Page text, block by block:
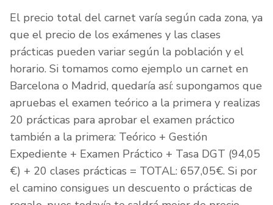
El precio total del carnet varía según cada zona, ya
que el precio de los exámenes y las clases
prácticas pueden variar según la población y el
horario. Si tomamos como ejemplo un carnet en
Barcelona o Madrid, quedaría así: supongamos que
apruebas el examen teórico a la primera y realizas
20 prácticas para aprobar el examen práctico
también a la primera: Teórico + Gestión
Expediente + Examen Práctico + Tasa DGT (94,05
€) + 20 clases prácticas = TOTAL: 657,05€. Si por
el camino consigues un descuento o prácticas de